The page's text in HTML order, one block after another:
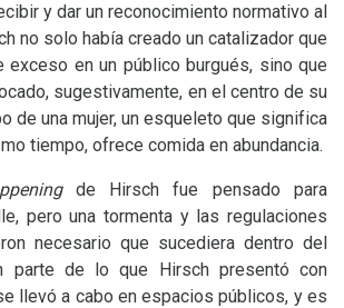
y dar un reconocimiento normativo al
no solo había creado un catalizador que
exceso en un público burgués, sino que
sugestivamente, en el centro de su
de una mujer, un esqueleto que significa
tiempo, ofrece comida en abundancia.
de Hirsch fue pensado para
pero una tormenta y las regulaciones
necesario que sucediera dentro del
parte de lo que Hirsch presentó con
llevó a cabo en espacios públicos, y es